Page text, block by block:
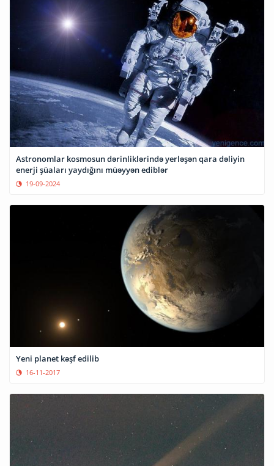
Astronomlar kosmosun dərinliklərində yerləşən qara dəliyin
enerji şüaları yaydığını müəyyən ediblər
19-09-2024
Yeni planet kəşf edilib
16-11-2017